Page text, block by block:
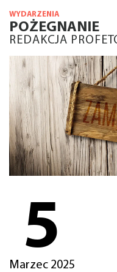
WYDARZENIA
POŻEGNANIE
REDAKCJA
5
Marzec 2025